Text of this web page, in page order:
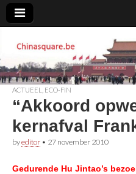
ACTUEEL ECO-FIN
“Akkoord
kernafval
byeditor • 27 november 2010
Gedurende Hu Jintao’s